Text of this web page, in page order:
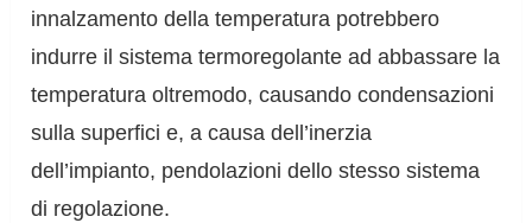
innalzamento della temperatura potrebbero
indurre il sistema termoregolante ad abbassare la
temperatura oltremodo, causando condensazioni
sulla superfici e, a causa dell’inerzia
dell’impianto, pendolazioni dello stesso sistema
di regolazione.